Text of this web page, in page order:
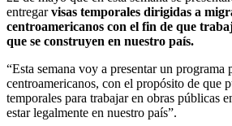
entregarvisas temporales dirigidas a
centroamericanos con el fin de que
que se construyen en nuestro país.
“Esta semana voy a presentar un programa
centroamericanos, con el propósito de que
temporales para trabajar en obras públicas
estar legalmente en nuestro país”.